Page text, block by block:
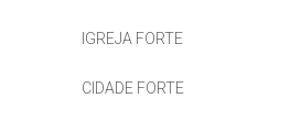
IGREJA FORTE
CIDADE FORTE